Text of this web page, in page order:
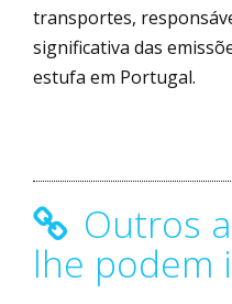
transportes,
significativa das
estufa em Portugal.
Outros
lhe podem